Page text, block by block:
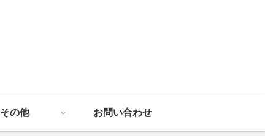
その他 お問い合わせ